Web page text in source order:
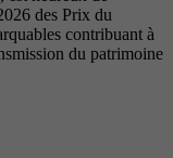
des Prix du
contribuant à
du patrimoine